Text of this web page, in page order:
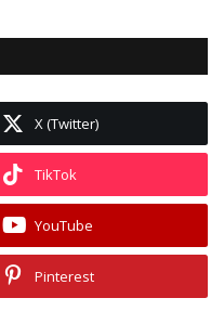
X (Twitter)
TikTok
YouTube
Pinterest